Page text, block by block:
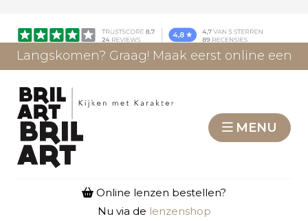
Langskomen? Graag! Maak eerst online een
MENU
Online lenzen bestellen?
Nu via de lenzenshop